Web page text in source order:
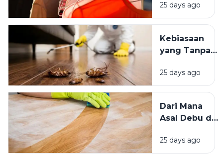
Kesejahteraan
Kita?
atau Di
Tempat
Mana yang
Lebih
25 days ago
Kebiasaan
yang Tanpa
Mengundang
Kecoak,
Hama
Lainnya Ke
25 days ago
Dari Mana
Asal Debu di
Kenali
Penyebab
25 days ago